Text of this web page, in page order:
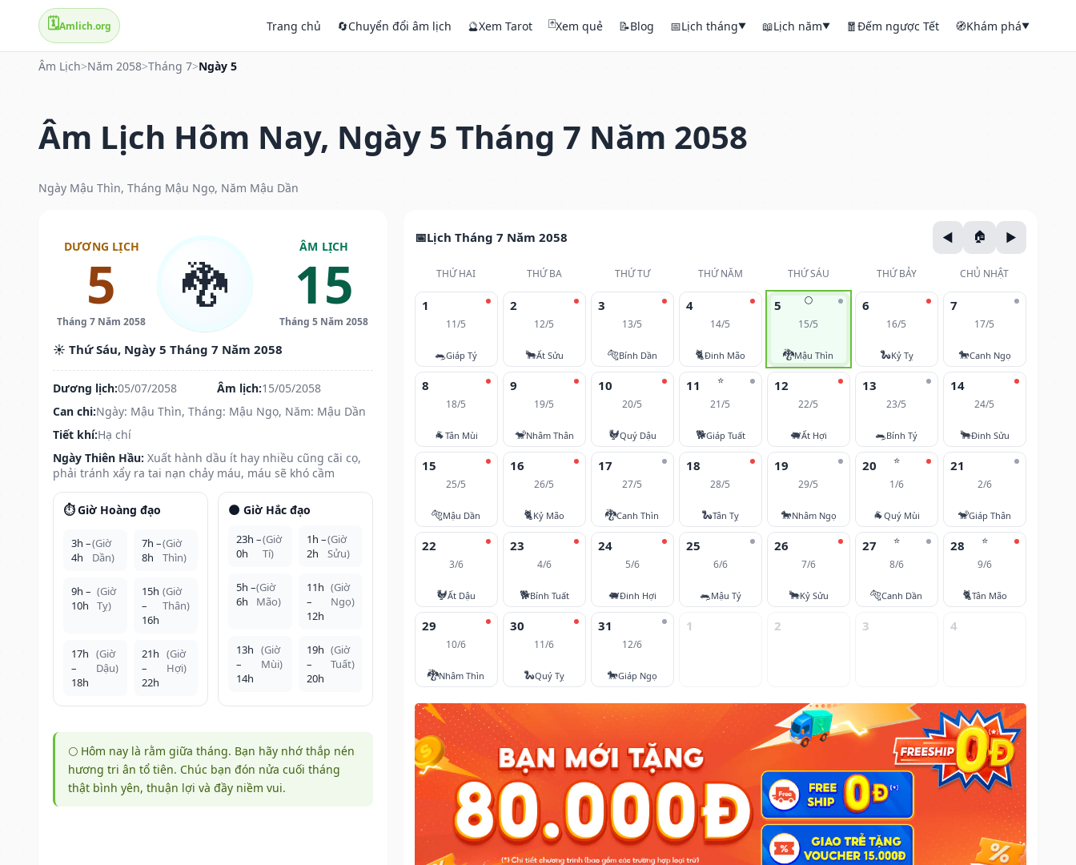
🗓️Amlich.org Trang chủ 🔄Chuyển đổi âm lịch 🔮Xem Tarot 🃏Xem quẻ 📝Blog 📅Lịch tháng▼ 📖Lịch năm▼ 🧧Đếm ngược Tết 🧭Khám phá▼
Âm Lịch>Năm 2058>Tháng 7>Ngày 5
Âm Lịch Hôm Nay, Ngày 5 Tháng 7 Năm 2058
Ngày Mậu Thìn, Tháng Mậu Ngọ, Năm Mậu Dần
DƯƠNG LỊCH
5
Tháng 7 Năm 2058
🐉
ÂM LỊCH
15
Tháng 5 Năm 2058
☀️ Thứ Sáu, Ngày 5 Tháng 7 Năm 2058
Dương lịch:05/07/2058 Âm lịch:15/05/2058
Can chi:Ngày: Mậu Thìn, Tháng: Mậu Ngọ, Năm: Mậu Dần
Tiết khí:Hạ chí
Ngày Thiên Hầu: Xuất hành dầu ít hay nhiều cũng cãi cọ,
phải tránh xẩy ra tai nạn chảy máu, máu sẽ khó cầm
⏱️ Giờ Hoàng đạo
3h –
4h
(Giờ
Dần)
7h –
8h
(Giờ
Thìn)
9h –
10h
(Giờ
Tỵ)
15h
–
16h
(Giờ
Thân)
17h
–
18h
(Giờ
Dậu)
21h
–
22h
(Giờ
Hợi)
🌑 Giờ Hắc đạo
23h –
0h
(Giờ
Tí)
1h –
2h
(Giờ
Sửu)
5h –
6h
(Giờ
Mão)
11h
–
12h
(Giờ
Ngọ)
13h
–
14h
(Giờ
Mùi)
19h
–
20h
(Giờ
Tuất)
🌕 Hôm nay là rằm giữa tháng. Bạn hãy nhớ thắp nén
hương tri ân tổ tiên. Chúc bạn đón nửa cuối tháng
thật bình yên, thuận lợi và đầy niềm vui.
Lịch Tháng 7 Năm 2058
THỨ HAI THỨ BA THỨ TƯ THỨ NĂM THỨ SÁU THỨ BẢY CHỦ NHẬT
1
11/5
🐀Giáp Tý
2
12/5
🐂Ất Sửu
3
13/5
🐅Bính Dần
4
14/5
🐈Đinh Mão
🌕
5
15/5
🐉Mậu Thìn
6
16/5
🐍Kỷ Tỵ
7
17/5
🐎Canh Ngọ
8
18/5
🐐Tân Mùi
9
19/5
🐒Nhâm Thân
10
20/5
🐓Quý Dậu
⭐
11
21/5
🐕Giáp Tuất
12
22/5
🐖Ất Hợi
13
23/5
🐀Bính Tý
14
24/5
🐂Đinh Sửu
15
25/5
🐅Mậu Dần
16
26/5
🐈Kỷ Mão
17
27/5
🐉Canh Thìn
18
28/5
🐍Tân Tỵ
19
29/5
🐎Nhâm Ngọ
⭐
20
1/6
🐐Quý Mùi
21
2/6
🐒Giáp Thân
22
3/6
🐓Ất Dậu
23
4/6
🐕Bính Tuất
24
5/6
🐖Đinh Hợi
25
6/6
🐀Mậu Tý
26
7/6
🐂Kỷ Sửu
⭐
27
8/6
🐅Canh Dần
⭐
28
9/6
🐈Tân Mão
29
10/6
🐉Nhâm Thìn
30
11/6
🐍Quý Tỵ
31
12/6
🐎Giáp Ngọ
1 2 3 4